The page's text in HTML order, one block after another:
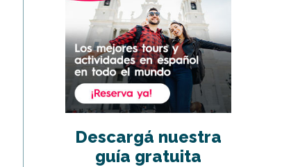
Descargá nuestra
guía gratuita